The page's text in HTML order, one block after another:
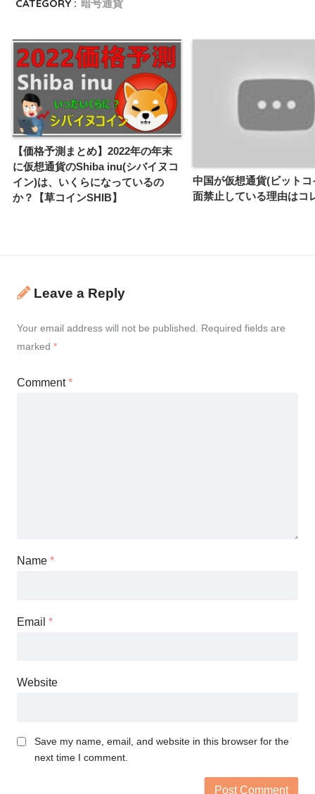
CATEGORY : 暗号通貨
【価格予測まとめ】2022年の年末
に仮想通貨のShiba inu(シバイヌコ
イン)は、いくらになっているの
か？【草コインSHIB】
中国が仮想通貨(ビット
面禁止している理由はコ
Leave a Reply
Your email address will not be published.
Required fields are
marked *
Comment*
Name *
Email *
Website
Save my name, email, and website in this browser for the
next time I comment.